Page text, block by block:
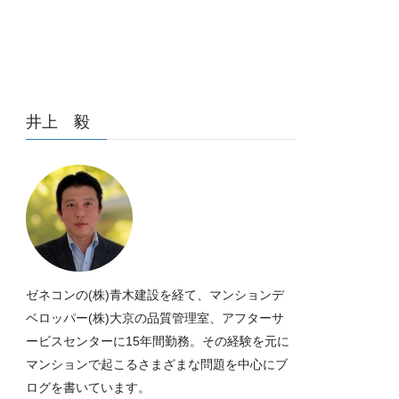
井上 毅
ゼネコンの(株)青木建設を経て、マンションデ
ベロッパー(株)大京の品質管理室、アフターサ
ービスセンターに15年間勤務。その経験を元に
マンションで起こるさまざまな問題を中心にブ
ログを書いています。